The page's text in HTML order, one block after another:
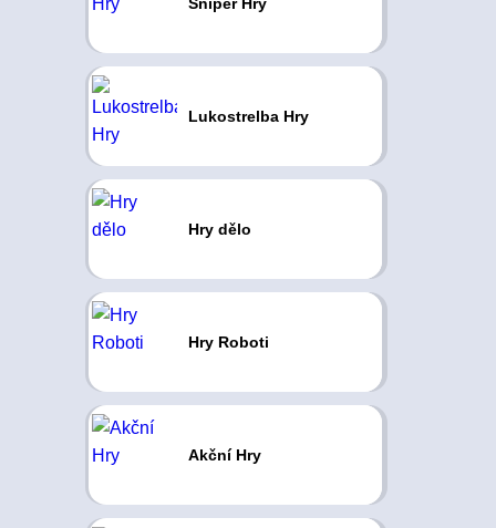
Lukostrelba Hry
Hry dělo
Hry Roboti
Akční Hry